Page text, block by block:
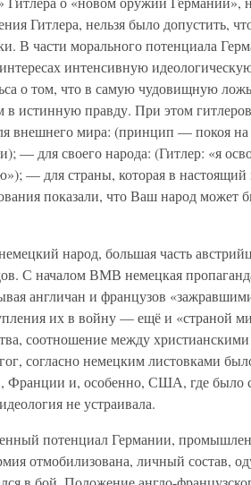
Гитлера, нельзя было допустить,
В части морального потенциала
интенсивную
о том, что в самую чудовищную
в истинную правду. При этом
внешнего мира: (принцип — покоя на
— для своего народа: (Гитлер: «я
— для страны, которая в настоящий
показали, что Ваш народ может
народ, большая часть
С началом ВМВ немецкая
англичан и французов
их в войну — ещё и «страной
соотношение между
согласно немецким листовками
Франции и, особенно, США, где было
не устраивала.
потенциал Германии,
отмобилизована, личный состав,